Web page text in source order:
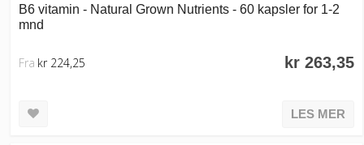
B6 vitamin - Natural Grown Nutrients - 60 kapsler for 1-2
mnd
kr 263,35
Fra kr 224,25
LES MER